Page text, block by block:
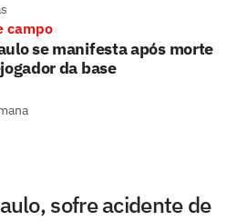
campo
se manifesta após morte
da base
sofre acidente de